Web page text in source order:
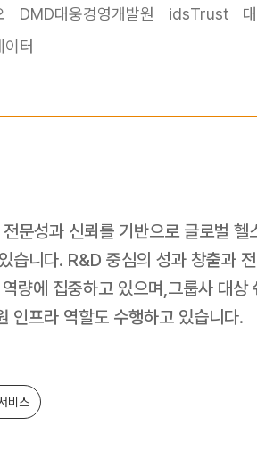
DMD대웅경영개발원 idsTrust
터
문성과 신뢰를 기반으로 글로벌 헬
습니다. R&D 중심의 성과 창출과
량에 집중하고 있으며,그룹사 대상
인프라 역할도 수행하고 있습니다.
비스